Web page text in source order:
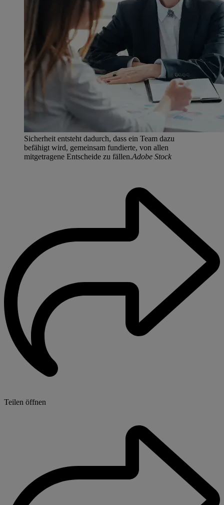
Sicherheit entsteht dadurch, dass ein Team dazu
befähigt wird, gemeinsam fundierte, von allen
mitgetragene Entscheide zu fällen.Adobe Stock
Teilen öffnen